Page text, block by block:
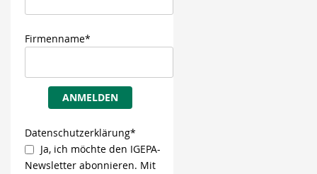
Firmenname*
ANMELDEN
Datenschutzerklärung*
Ja, ich möchte den IGEPA-
Newsletter abonnieren. Mit